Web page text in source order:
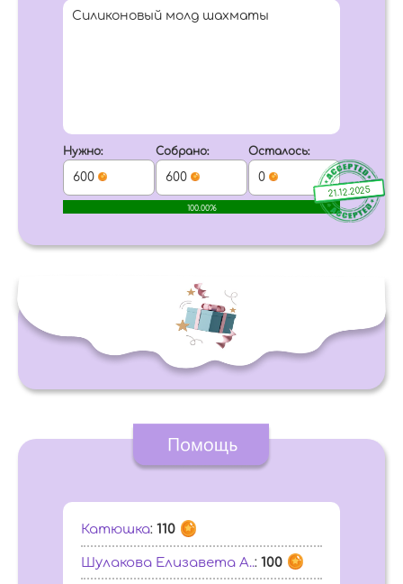
21.12.2025
Силиконовый молд шахматы
Нужно:
600
Собрано:
600
Осталось:
0
100.00%
Катюшка: 110
Шулакова Елизавета А..: 100